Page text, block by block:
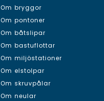
Om bryggor
Om pontoner
Om båtslipar
Om bastuflottar
Om miljöstationer
Om elstolpar
Om skruvpålar
Om neular